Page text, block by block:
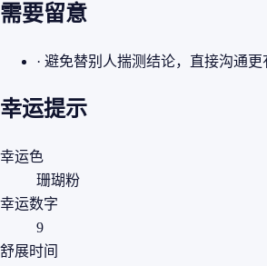
需要留意
· 避免替别人揣测结论，直接沟通更
幸运提示
幸运色
珊瑚粉
幸运数字
9
舒展时间